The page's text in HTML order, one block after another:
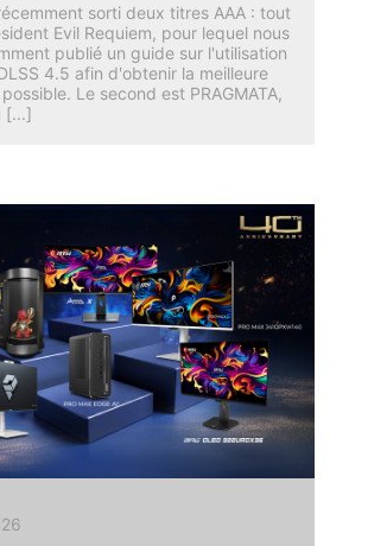
sorti deux titres AAA : tout
Evil Requiem, pour lequel nous
publié un guide sur l'utilisation
4.5 afin d'obtenir la meilleure
Le second est PRAGMATA,
[...]